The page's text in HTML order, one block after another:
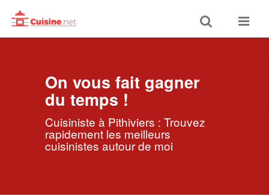
Toggle
search
Toggle
On vous fait gagner
du temps !
Cuisiniste à Pithiviers : Trouvez
rapidement les meilleurs
cuisinistes autour de moi